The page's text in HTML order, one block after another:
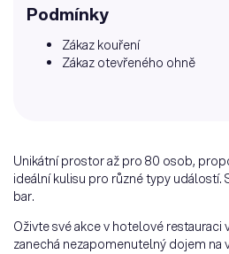
Podmínky
Zákaz kouření
Zákaz otevřeného ohně
Unikátní prostor až pro 80 osob,
ideální kulisu pro různé typy
bar.
Oživte své akce v hotelové
zanechá nezapomenutelný dojem na